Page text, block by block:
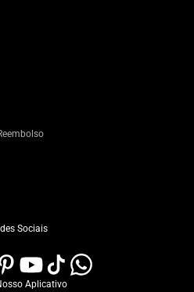
Sociais
Aplicativo